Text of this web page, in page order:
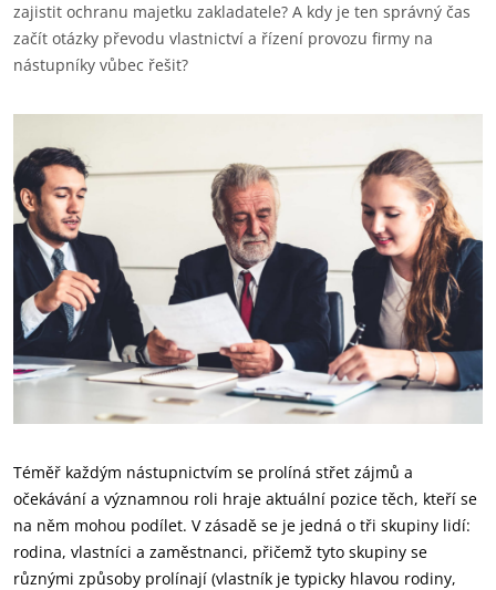
zajistit ochranu majetku zakladatele? A kdy je ten správný čas
začít otázky převodu vlastnictví a řízení provozu firmy na
nástupníky vůbec řešit?
Téměř každým nástupnictvím se prolíná střet zájmů a
očekávání a významnou roli hraje aktuální pozice těch, kteří se
na něm mohou podílet. V zásadě se je jedná o tři skupiny lidí:
rodina, vlastníci a zaměstnanci, přičemž tyto skupiny se
různými způsoby prolínají (vlastník je typicky hlavou rodiny,